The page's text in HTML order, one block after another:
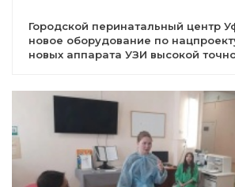
Городской перинатальный центр
новое оборудование по
новых аппарата УЗИ высокой